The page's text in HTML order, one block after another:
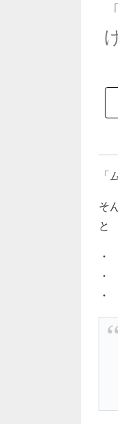
「
そ
と
・
・
・